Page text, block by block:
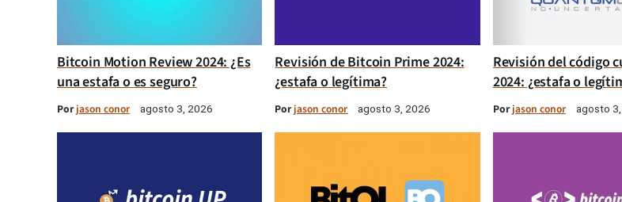
Bitcoin Motion Review 2024: ¿Es
una estafa o es seguro?
Porjason conor agosto 3, 2026
Revisión de Bitcoin Prime 2024:
¿estafa o legítima?
Porjason conor agosto 3, 2026
Revisión del código
2024: ¿estafa o
Porjason conor agosto